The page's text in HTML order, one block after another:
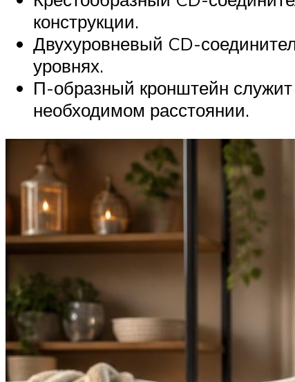
конструкции.
Двухуровневый CD-
уровнях.
П-образный кронштейн
необходимом расстоянии.